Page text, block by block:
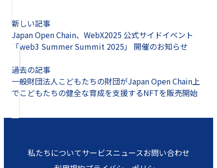
新しい記事
Japan Open Chain、WebX2025 公式サイドイベント
「web3 Summer Summit 2025」 開催のお知らせ
過去の記事
一般財団法人こどもたちの財団がJapan Open Chain上
でこどもたちの健全な育成を支援するNFTを販売開始
私たちについてサービスニュースお問い合わせ